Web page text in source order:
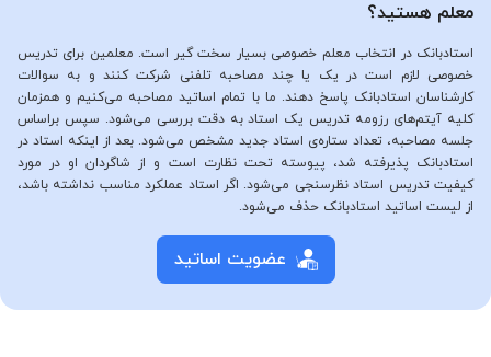
معلم هستید؟
استادبانک در انتخاب معلم خصوصی بسیار سخت گیر است. معلمین برای تدریس
خصوصی لازم است در یک یا چند مصاحبه تلفنی شرکت کنند و به سوالات
کارشناسان استادبانک پاسخ دهند. ما با تمام اساتید مصاحبه می‌کنیم و همزمان
کلیه آیتم‌های رزومه تدریس یک استاد به دقت بررسی می‌شود. سپس براساس
جلسه مصاحبه، تعداد ستاره‌ی استاد جدید مشخص می‌شود. بعد از اینکه استاد در
استادبانک پذیرفته شد، پیوسته تحت نظارت است و از شاگردان او در مورد
کیفیت تدریس استاد نظرسنجی می‌شود. اگر استاد عملکرد مناسب نداشته باشد،
از لیست اساتید استادبانک حذف می‌شود.
عضویت اساتید